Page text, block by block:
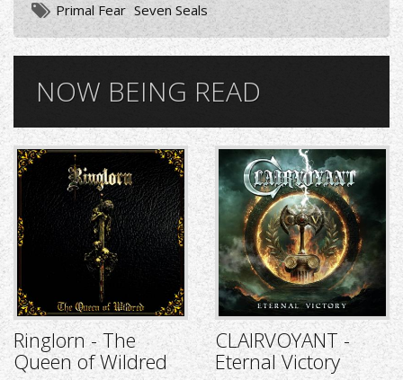
Primal Fear Seven Seals
NOW BEING READ
Ringlorn - The
Queen of Wildred
CLAIRVOYANT -
Eternal Victory